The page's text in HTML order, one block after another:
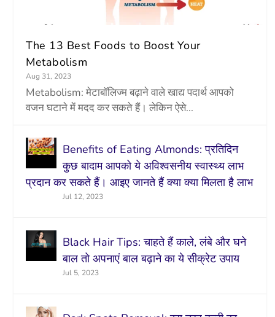
The 13 Best Foods to Boost Your
Metabolism
Aug 31, 2023
Metabolism: मेटाबॉलिज्म बढ़ाने वाले खाद्य पदार्थ आपको
वजन घटाने में मदद कर सकते हैं। लेकिन ऐसे...
Benefits of Eating Almonds: प्रतिदिन
कुछ बादाम आपको ये अविश्वसनीय स्वास्थ्य लाभ
प्रदान कर सकते हैं। आइए जानते हैं क्या क्या मिलता है लाभ
Jul 12, 2023
Black Hair Tips: चाहते हैं काले, लंबे और घने
बाल तो अपनाएं बाल बढ़ाने का ये सीक्रेट उपाय
Jul 5, 2023